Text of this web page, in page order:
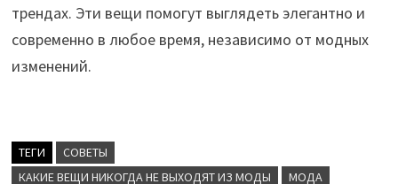
трендах. Эти вещи помогут выглядеть элегантно и
современно в любое время, независимо от модных
изменений.
ТЕГИ
CОВЕТЫ
КАКИЕ ВЕЩИ НИКОГДА НЕ ВЫХОДЯТ ИЗ МОДЫ
МОДА